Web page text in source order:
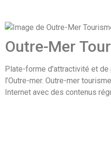
Outre-Mer
Plate-forme d'attractivité et
l’Outre-mer. Outre-mer
Internet avec des contenus